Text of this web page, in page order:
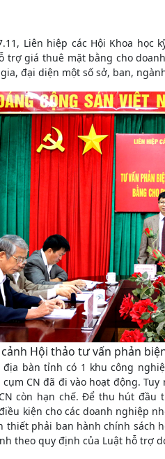
Liên hiệp các Hội Khoa
trợ giá thuê mặt bằng cho
đại diện một số sở, ban,
cảnh Hội thảo tư vấn phản
địa bàn tỉnh có 1 khu công
CN đã đi vào hoạt động.
còn hạn chế. Để thu hút đầu
kiện cho các doanh nghiệp
thiết phải ban hành chính sách
theo quy định của Luật hỗ trợ